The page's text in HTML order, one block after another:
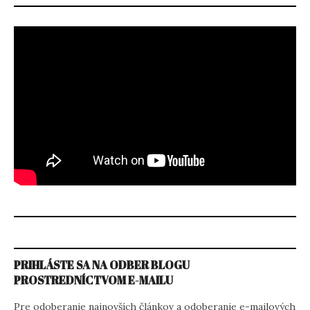
PRIHLÁSTE SA NA ODBER BLOGU
PROSTREDNÍCTVOM E-MAILU
Pre odoberanie najnovších článkov a odoberanie e-mailových